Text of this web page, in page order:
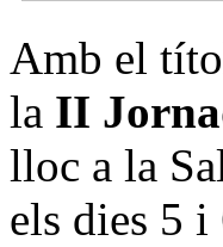
Amb el
la II
lloc a la
els dies 5 i